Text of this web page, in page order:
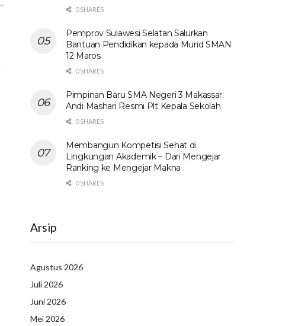
0 SHARES
Pemprov Sulawesi Selatan Salurkan
Bantuan Pendidikan kepada Murid SMAN
12 Maros
0 SHARES
Pimpinan Baru SMA Negeri 3 Makassar:
Andi Mashari Resmi Plt Kepala Sekolah
0 SHARES
Membangun Kompetisi Sehat di
Lingkungan Akademik – Dari Mengejar
Ranking ke Mengejar Makna
0 SHARES
Arsip
Agustus 2026
Juli 2026
Juni 2026
Mei 2026